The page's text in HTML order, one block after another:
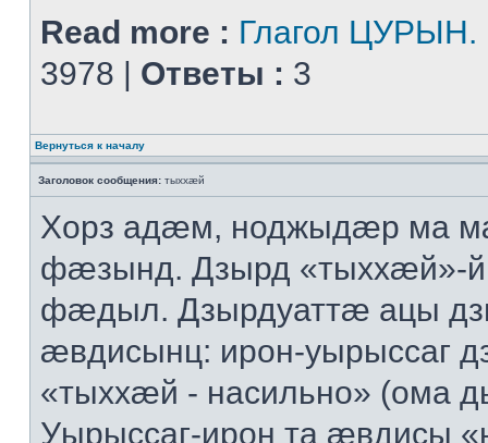
Read more : Глагол ЦУРЫН.
3978 | Ответы : 3
Вернуться к началу
Заголовок сообщения: тыххӕй
Хорз адӕм, ноджыдӕр ма
фӕзынд. Дзырд «тыххӕй»-
фӕдыл. Дзырдуаттӕ ацы
ӕвдисынц: ирон-уырыссаг
«тыххӕй - насильно» (ома
Уырыссаг-ирон та ӕвдисы